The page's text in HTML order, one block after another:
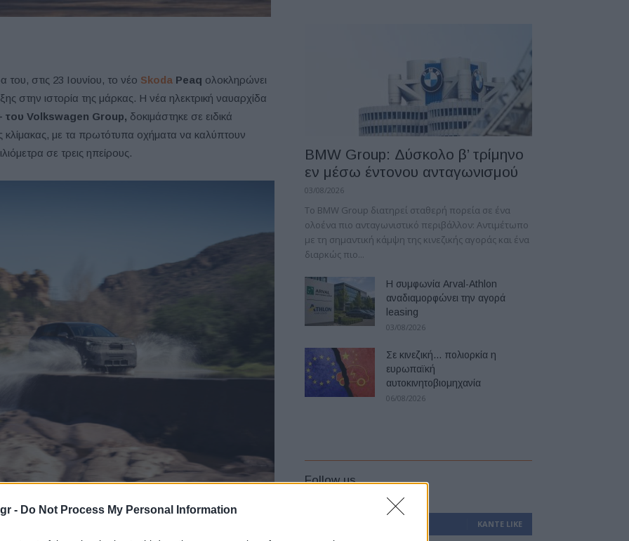
- Do Not Process My Personal Information
του, στις 23 Ιουνίου, το νέο Skoda Peaq ολοκληρώνει
στην ιστορία της μάρκας. Η νέα ηλεκτρική ναυαρχίδα
του Volkswagen Group, δοκιμάστηκε σε ειδικά
κλίμακας, με τα πρωτότυπα οχήματα να καλύπτουν
σε τρεις ηπείρους.
BMW Group: Δύσκολο β’ τρίμηνο
εν μέσω έντονου ανταγωνισμού
03/08/2026
Το BMW Group διατηρεί σταθερή πορεία σε ένα
ολοένα πιο ανταγωνιστικό περιβάλλον: Αντιμέτωπο
με τη σημαντική κάμψη της κινεζικής αγοράς και ένα
διαρκώς πιο...
Η συμφωνία Arval-Athlon
αναδιαμορφώνει την αγορά
leasing
03/08/2026
Σε κινεζική… πολιορκία η
ευρωπαϊκή
αυτοκινητοβιομηχανία
06/08/2026
Follow us
ΚΆΝΤΕ LIKE